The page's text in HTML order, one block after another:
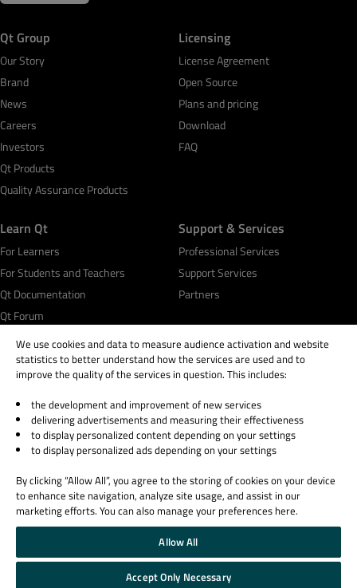
Qt Group
Our Story
Brand
News
Careers
Investors
Qt Products
Quality Assurance Products
Licensing
License Agreement
Open Source
Plans and pricing
Download
FAQ
Learn Qt
For Learners
For Students and Teachers
Qt Documentation
Qt Forum
Support & Services
Professional Services
Support Services
Partners
© 2026 The Qt Company
Legal Notice
Privacy and Cookie Policy
Trust Center
Cookie Settings
Email Preferences
Qt Group includes The Qt Company Oy and its global subsidiaries and affiliates.
We use cookies and data to measure audience activation and website
statistics to better understand how the services are used and to
improve the quality of the services in question. This includes:
the development and improvement of new services
delivering advertisements and measuring their effectiveness
to display personalized content depending on your settings
to display personalized ads depending on your settings
By clicking “Allow All”, you agree to the storing of cookies on your device
to enhance site navigation, analyze site usage, and assist in our
marketing efforts. You can also manage your preferences here.
Allow All
Accept Only Necessary